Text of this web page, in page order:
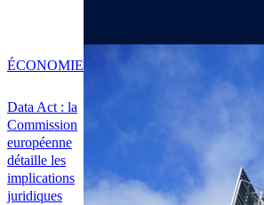
Data Act : la
Commission
européenne
détaille les
implications
juridiques
ÉCONOMIE